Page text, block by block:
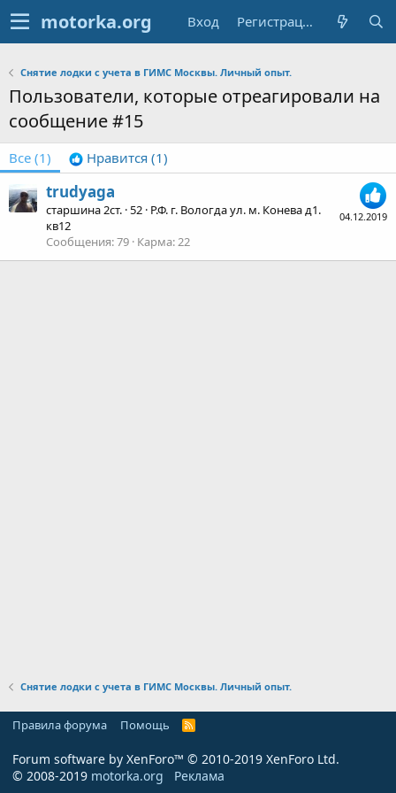
Вход Регистрация
Снятие лодки с учета в ГИМС Москвы. Личный опыт.
Пользователи, которые отреагировали на
сообщение #15
Все (1) Нравится (1)
04.12.2019
trudyaga
старшина 2ст. ·52 · Р.Ф. г. Вологда ул. м. Конева д1.
кв12
Сообщения 79 Карма 22
Снятие лодки с учета в ГИМС Москвы. Личный опыт.
Правила форума Помощь
R
Forum software by XenForo™ © 2010-2019 XenForo Ltd.
© 2008-2019 motorka.org Реклама